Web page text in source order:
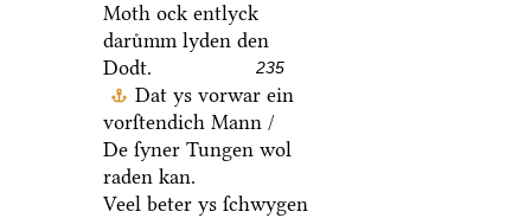
Moth ock entlyck
daruͤmm lyden den
Dodt.
235
Dat ys vorwar ein
vorſtendich Mann /
De ſyner Tungen wol
raden kan.
Veel beter ys ſchwygen